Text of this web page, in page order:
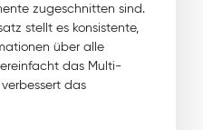
zugeschnitten sind.
stellt es konsistente,
über alle
das Multi-
das